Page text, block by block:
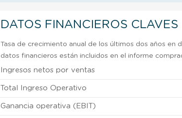
DATOS FINANCIEROS CLAVES
Tasa de crecimiento anual de los últimos dos años en
datos financieros están incluidos en el informe
Ingresos netos por ventas
Total Ingreso Operativo
Ganancia operativa (EBIT)